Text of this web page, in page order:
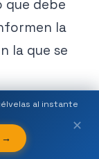
que debe
la
la que se
de
de
al instante
→
✕